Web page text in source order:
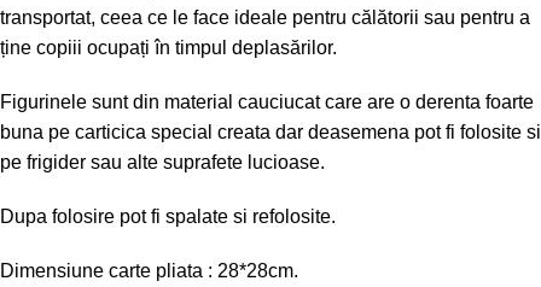
transportat, ceea ce le face ideale pentru călătorii sau pentru a
ține copiii ocupați în timpul deplasărilor.
Figurinele sunt din material cauciucat care are o derenta foarte
buna pe carticica special creata dar deasemena pot fi folosite si
pe frigider sau alte suprafete lucioase.
Dupa folosire pot fi spalate si refolosite.
Dimensiune carte pliata : 28*28cm.